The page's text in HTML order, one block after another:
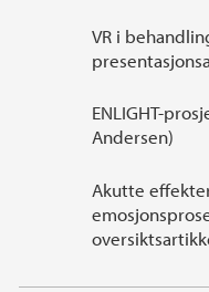
VR i
ENLIGHT-
Andersen)
Akutte